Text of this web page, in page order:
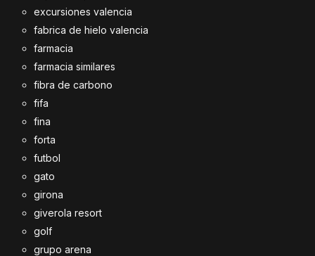
excursiones valencia
fabrica de hielo valencia
farmacia
farmacia similares
fibra de carbono
fifa
fina
forta
futbol
gato
girona
giverola resort
golf
grupo arena